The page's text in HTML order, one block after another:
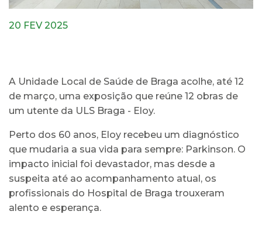
20 FEV 2025
A Unidade Local de Saúde de Braga acolhe, até 12
de março, uma exposição que reúne 12 obras de
um utente da ULS Braga - Eloy.
Perto dos 60 anos, Eloy recebeu um diagnóstico
que mudaria a sua vida para sempre: Parkinson. O
impacto inicial foi devastador, mas desde a
suspeita até ao acompanhamento atual, os
profissionais do Hospital de Braga trouxeram
alento e esperança.